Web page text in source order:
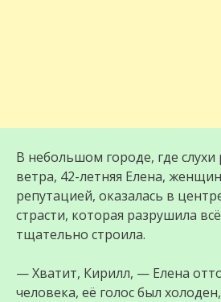
В небольшом городе, где слухи
ветра, 42-летняя Елена,
репутацией, оказалась в
страсти, которая разрушила
тщательно строила.
— Хватит, Кирилл, — Елена
человека, её голос был